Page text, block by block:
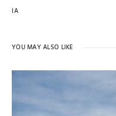
IA
YOU MAY ALSO LIKE